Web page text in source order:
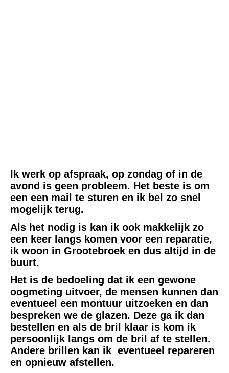
Ik werk op afspraak, op zondag of in de
avond is geen probleem. Het beste is om
een een mail te sturen en ik bel zo snel
mogelijk terug.
Als het nodig is kan ik ook makkelijk zo
een keer langs komen voor een reparatie,
ik woon in Grootebroek en dus altijd in de
buurt.
Het is de bedoeling dat ik een gewone
oogmeting uitvoer, de mensen kunnen dan
eventueel een montuur uitzoeken en dan
bespreken we de glazen. Deze ga ik dan
bestellen en als de bril klaar is kom ik
persoonlijk langs om de bril af te stellen.
Andere brillen kan ik eventueel repareren
en opnieuw afstellen.